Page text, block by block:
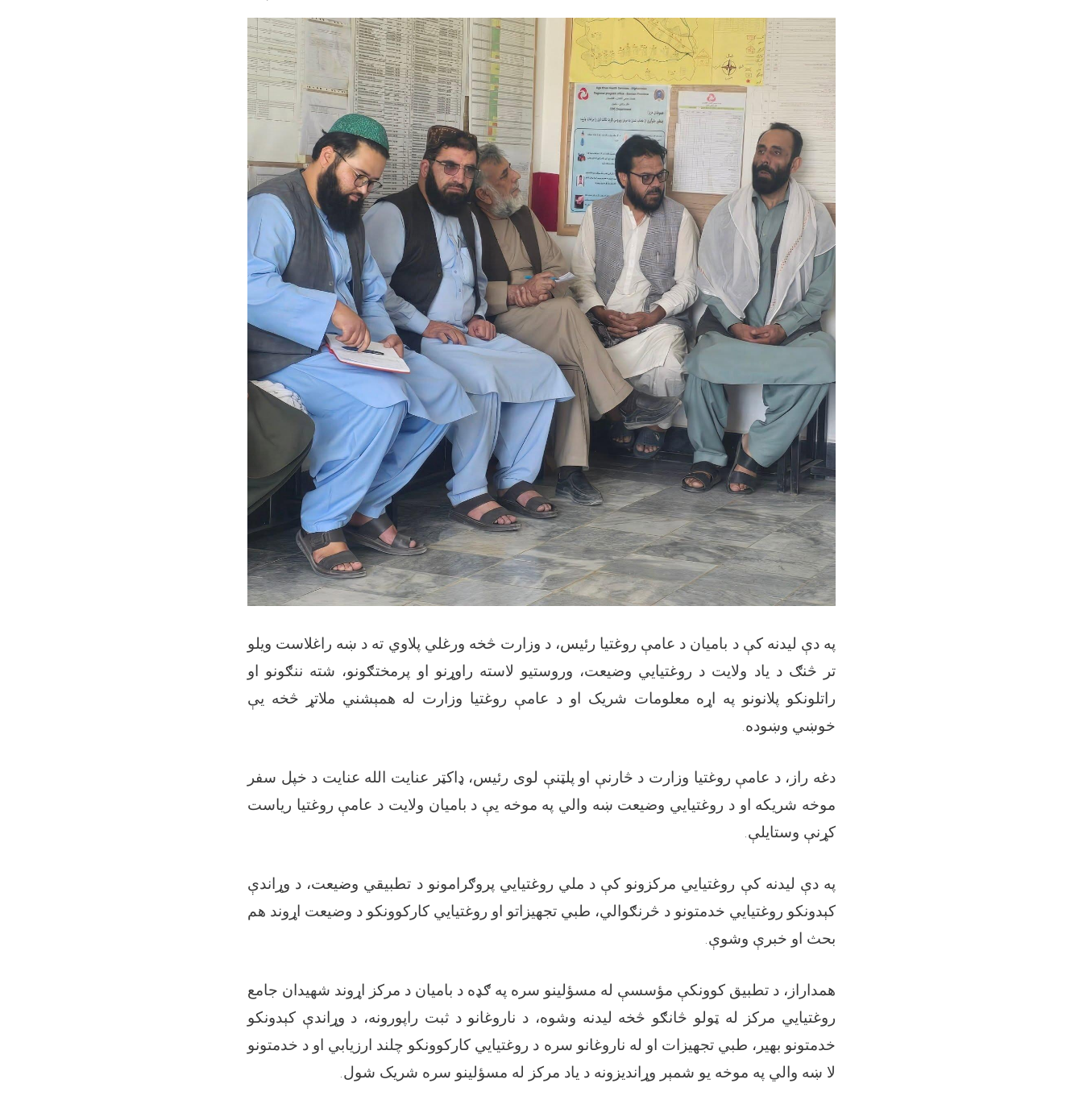
په دې لیدنه کې د بامیان د عامې روغتیا رئیس، د وزارت څخه ورغلي پلاوي ته د ښه راغلاست ویلو
تر څنګ د یاد ولایت د روغتیايي وضیعت، وروستیو لاسته راوړنو او پرمختګونو، شته ننګونو او
راتلونکو پلانونو په اړه معلومات شریک او د عامې روغتیا وزارت له همېشني ملاتړ څخه یې
خوښي وښوده.
دغه راز، د عامې روغتیا وزارت د څارنې او پلټنې لوی رئیس، ډاکټر عنایت الله عنایت د خپل سفر
موخه شریکه او د روغتیايي وضیعت ښه والي په موخه یې د بامیان ولایت د عامې روغتیا ریاست
کړنې وستایلې.
په دې لیدنه کې روغتیايي مرکزونو کې د ملي روغتیايي پروګرامونو د تطبیقي وضیعت، د وړاندې
کېدونکو روغتیايي خدمتونو د څرنګوالي، طبي تجهیزاتو او روغتیايي کارکوونکو د وضیعت اړوند هم
بحث او خبرې وشوې.
همداراز، د تطبیق کوونکې مؤسسې له مسؤلینو سره په ګډه د بامیان د مرکز اړوند شهیدان جامع
روغتیايي مرکز له ټولو څانګو څخه لیدنه وشوه، د ناروغانو د ثبت راپورونه، د وړاندې کېدونکو
خدمتونو بهیر، طبي تجهیزات او له ناروغانو سره د روغتیايي کارکوونکو چلند ارزیابي او د خدمتونو
لا ښه والي په موخه یو شمېر وړاندیزونه د یاد مرکز له مسؤلینو سره شریک شول.